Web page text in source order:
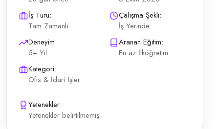
İş Türü:
Tam Zamanlı
Çalışma Şekli:
İş Yerinde
Deneyim:
5+ Yıl
Aranan Eğitim:
En az İlköğretim
Kategori:
Ofis & İdari İşler
Yetenekler:
Yetenekler belirtilmemiş